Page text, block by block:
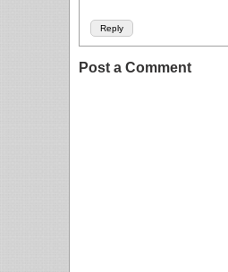
Reply
Post a Comment